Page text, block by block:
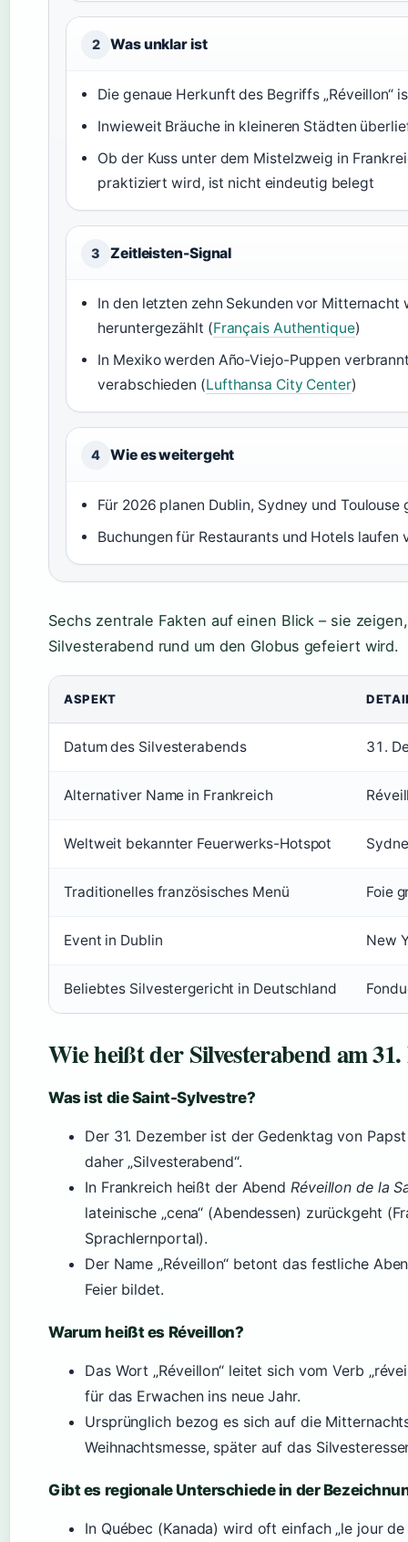
2 Was unklar ist
Die genaue Herkunft des Begriffs „Réveillon“
Inwieweit Bräuche in kleineren Städten
Ob der Kuss unter dem Mistelzweig in
praktiziert wird, ist nicht eindeutig belegt
3 Zeitleisten-Signal
In den letzten zehn Sekunden vor Mitternacht
heruntergezählt (Français Authentique)
In Mexiko werden Año-Viejo-Puppen
verabschieden (Lufthansa City Center)
4 Wie es weitergeht
Für 2026 planen Dublin, Sydney und
Buchungen für Restaurants und Hotels laufen
Sechs zentrale Fakten auf einen Blick – sie
Silvesterabend rund um den Globus gefeiert wird.
ASPEKT
Datum des Silvesterabends 31.
Alternativer Name in Frankreich
Weltweit bekannter Feuerwerks-Hotspot
Traditionelles französisches Menü Foie
Event in Dublin New
Beliebtes Silvestergericht in Deutschland
Wie heißt der Silvesterabend am
Was ist die Saint-Sylvestre?
Der 31. Dezember ist der Gedenktag von
daher „Silvesterabend“.
In Frankreich heißt der Abend Réveillon de la
lateinische „cena“ (Abendessen) zurückgeht
Sprachlernportal).
Der Name „Réveillon“ betont das festliche
Feier bildet.
Warum heißt es Réveillon?
Das Wort „Réveillon“ leitet sich vom Verb
für das Erwachen ins neue Jahr.
Ursprünglich bezog es sich auf die
Weihnachtsmesse, später auf das
Gibt es regionale Unterschiede in der
In Québec (Kanada) wird oft einfach „le jour de